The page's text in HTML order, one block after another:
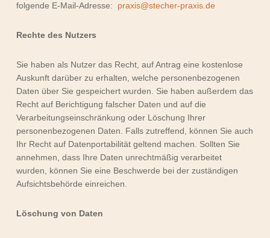
folgende E-Mail-Adresse: praxis@stecher-praxis.de
Rechte des Nutzers
Sie haben als Nutzer das Recht, auf Antrag eine kostenlose
Auskunft darüber zu erhalten, welche personenbezogenen
Daten über Sie gespeichert wurden. Sie haben außerdem das
Recht auf Berichtigung falscher Daten und auf die
Verarbeitungseinschränkung oder Löschung Ihrer
personenbezogenen Daten. Falls zutreffend, können Sie auch
Ihr Recht auf Datenportabilität geltend machen. Sollten Sie
annehmen, dass Ihre Daten unrechtmäßig verarbeitet
wurden, können Sie eine Beschwerde bei der zuständigen
Aufsichtsbehörde einreichen.
Löschung von Daten